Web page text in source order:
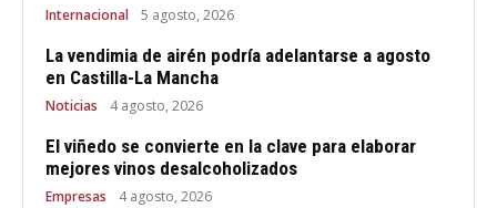
Internacional 5 agosto, 2026
La vendimia de airén podría adelantarse a agosto
en Castilla-La Mancha
Noticias 4 agosto, 2026
El viñedo se convierte en la clave para elaborar
mejores vinos desalcoholizados
Empresas 4 agosto, 2026